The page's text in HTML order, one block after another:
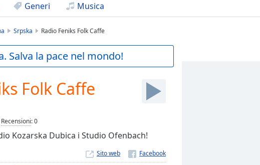
Generi Musica
Srpska Radio Feniks Folk Caffe
Salva la pace nel mondo!
Folk Caffe
Recensioni:0
Kozarska Dubica i Studio Ofenbach!
Sito web